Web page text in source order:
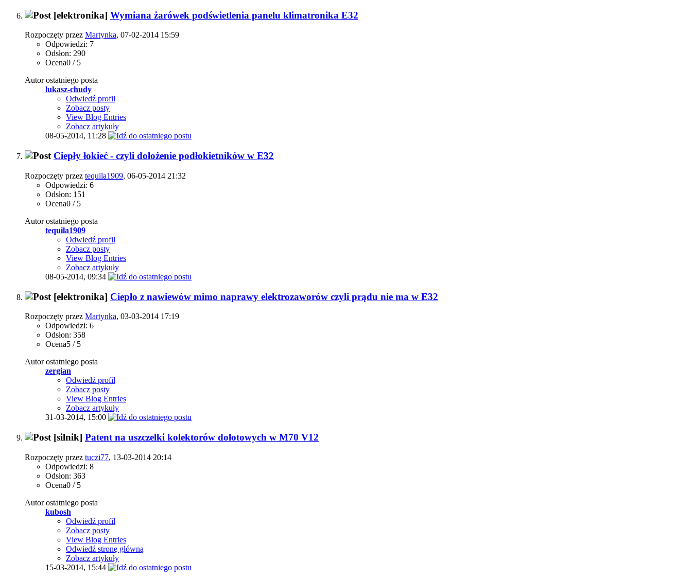
[elektronika] Wymiana żarówek podświetlenia panelu klimatronika E32
Rozpoczęty przez Martynka, 07-02-2014 15:59
Odpowiedzi: 7
Odsłon: 290
Ocena0 / 5
Autor ostatniego posta
lukasz-chudy
Odwiedź profil
Zobacz posty
View Blog Entries
Zobacz artykuły
08-05-2014, 11:28
Ciepły łokieć - czyli dołożenie podłokietników w E32
Rozpoczęty przez tequila1909, 06-05-2014 21:32
Odpowiedzi: 6
Odsłon: 151
Ocena0 / 5
Autor ostatniego posta
tequila1909
Odwiedź profil
Zobacz posty
View Blog Entries
Zobacz artykuły
08-05-2014, 09:34
[elektronika] Ciepło z nawiewów mimo naprawy elektrozaworów czyli prądu nie ma w E32
Rozpoczęty przez Martynka, 03-03-2014 17:19
Odpowiedzi: 6
Odsłon: 358
Ocena5 / 5
Autor ostatniego posta
zergian
Odwiedź profil
Zobacz posty
View Blog Entries
Zobacz artykuły
31-03-2014, 15:00
[silnik] Patent na uszczelki kolektorów dolotowych w M70 V12
Rozpoczęty przez tuczi77, 13-03-2014 20:14
Odpowiedzi: 8
Odsłon: 363
Ocena0 / 5
Autor ostatniego posta
kubosh
Odwiedź profil
Zobacz posty
View Blog Entries
Odwiedź stronę główną
Zobacz artykuły
15-03-2014, 15:44